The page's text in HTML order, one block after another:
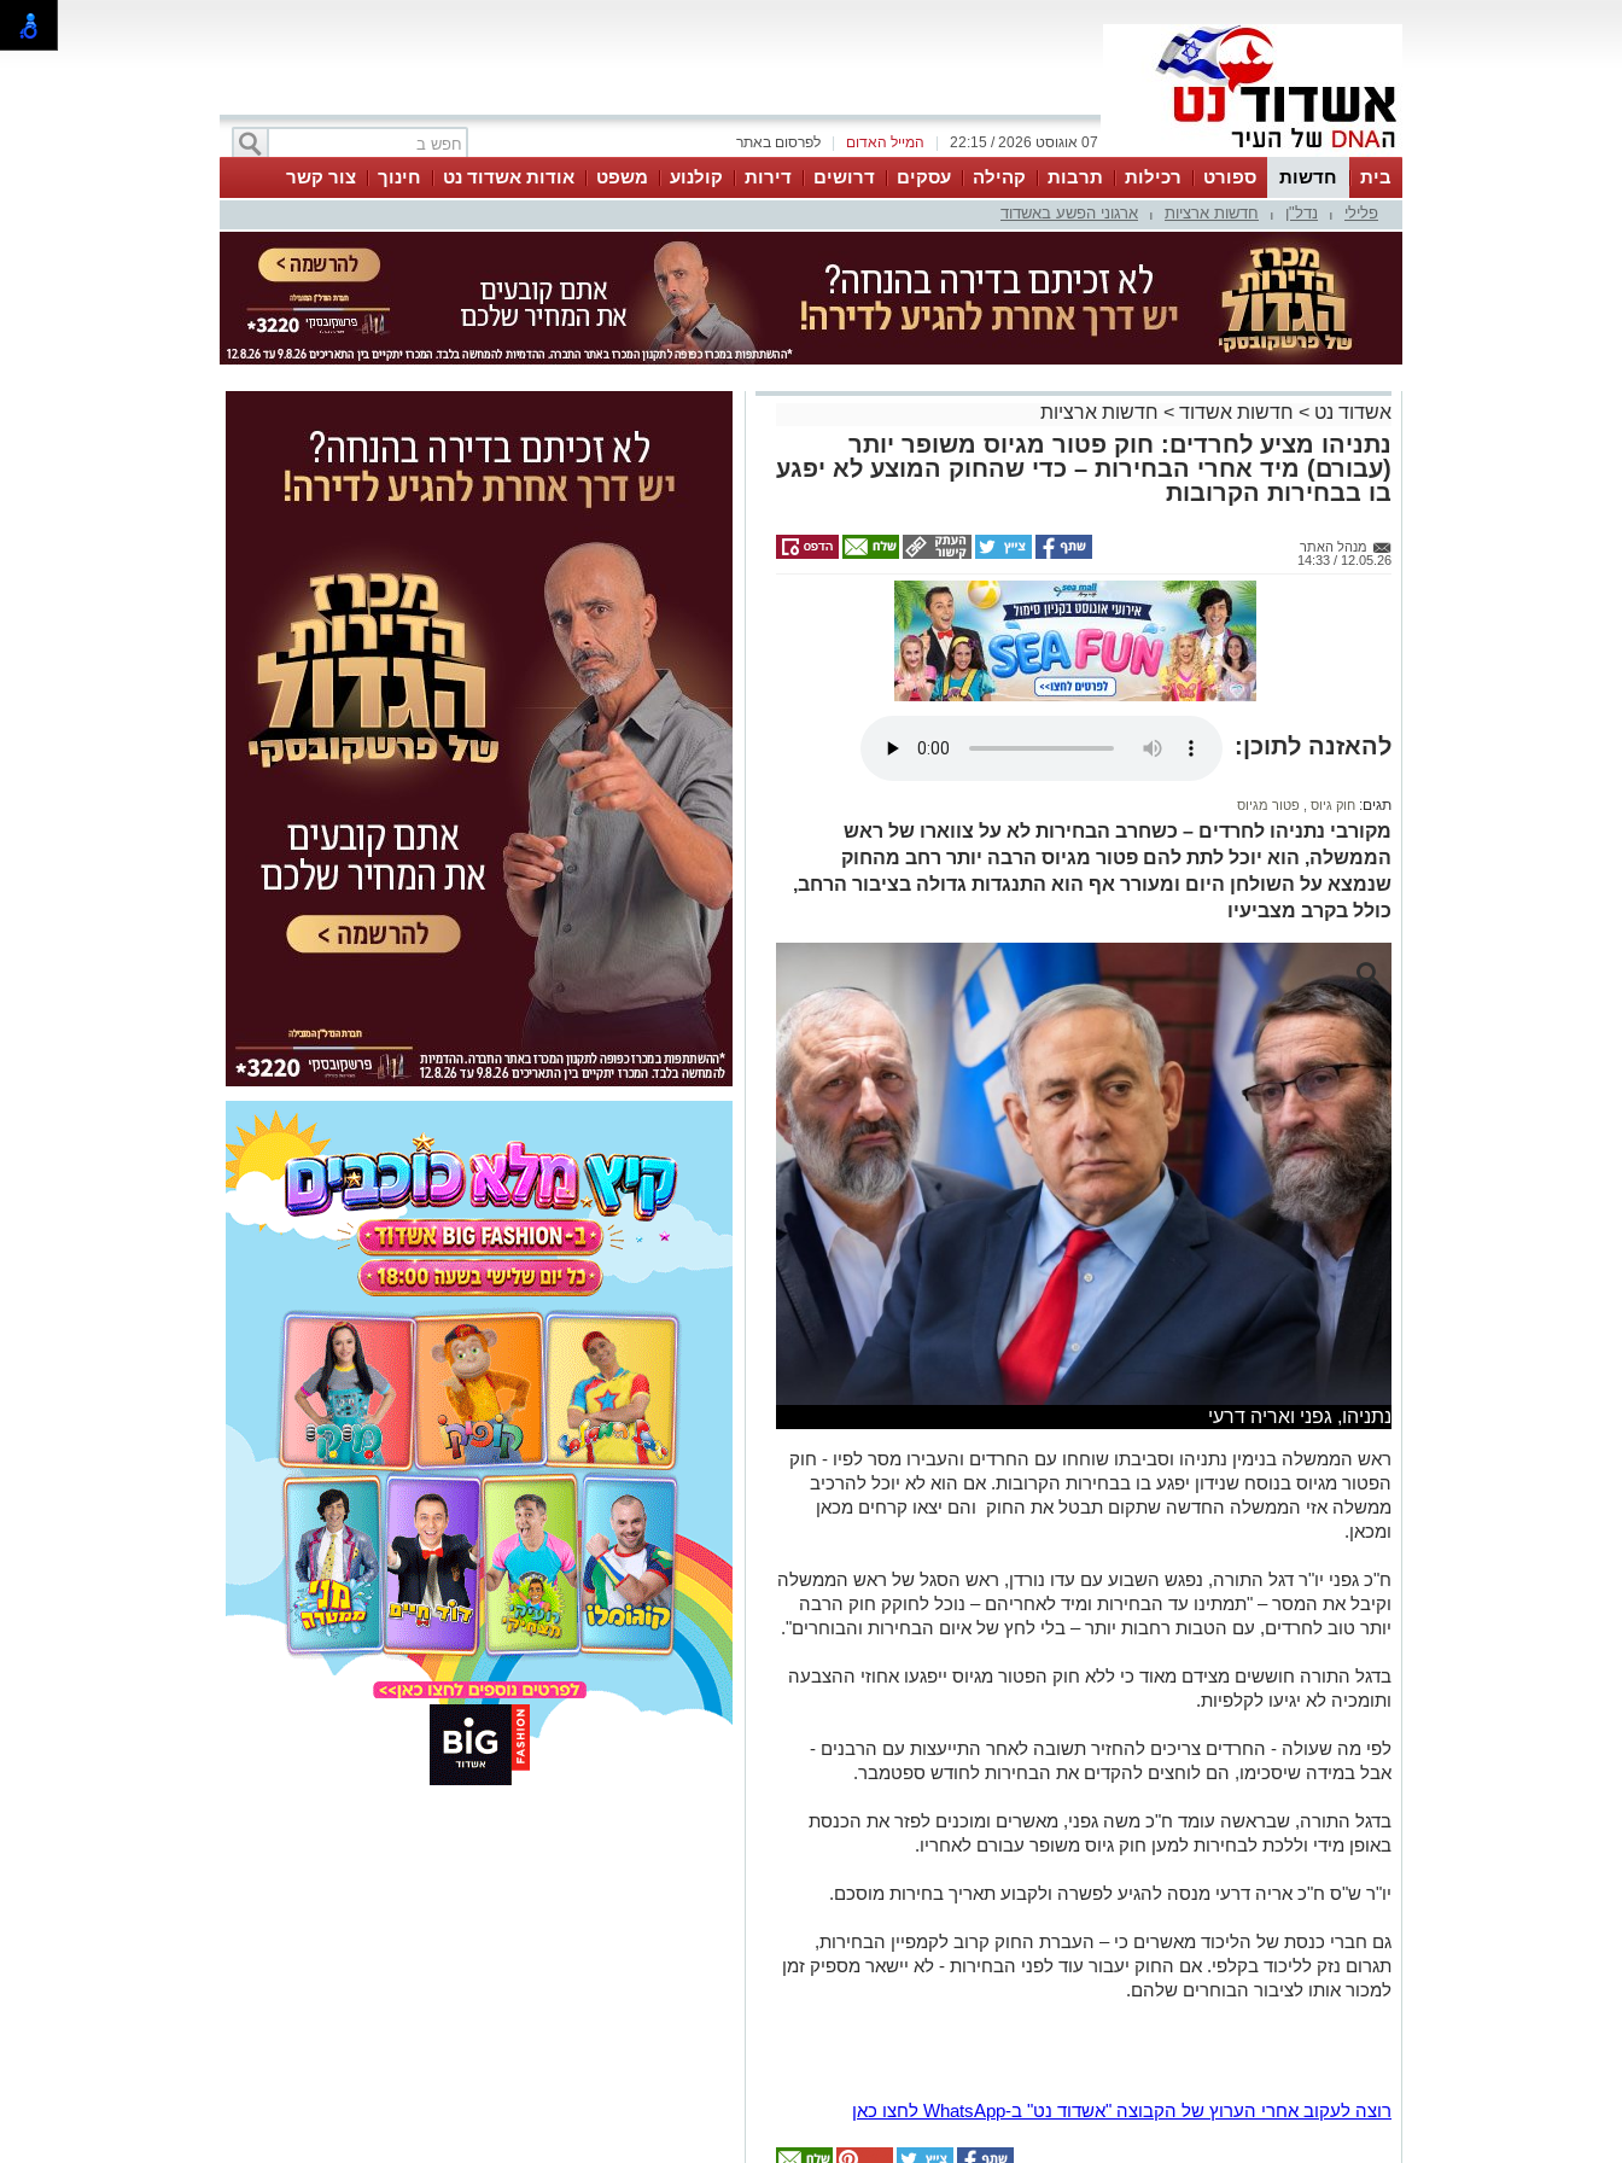
לפרסום באתר המייל האדום 07 אוגוסט 2026 / 22:15
בית חדשות ספורט רכילות תרבות קהילה עסקים דרושים דירות קולנוע משפט אודות אשדוד נט חינוך צור קשר
פלילי נדל"ן חדשות ארציות ארגוני הפשע באשדוד
אשדוד נט > חדשות אשדוד > חדשות ארציות
נתניהו מציע לחרדים: חוק פטור מגיוס משופר יותר
(עבורם) מיד אחרי הבחירות – כדי שהחוק המוצע לא יפגע
בו בבחירות הקרובות
מנהל האתר
12.05.26 / 14:33
להאזנה לתוכן:
תגים: חוק גיוס פטור מגיוס
מקורבי נתניהו לחרדים – כשחרב הבחירות לא על צווארו של ראש
הממשלה, הוא יוכל לתת להם פטור מגיוס הרבה יותר רחב מהחוק
שנמצא על השולחן היום ומעורר אף הוא התנגדות גדולה בציבור הרחב,
כולל בקרב מצביעיו
נתניהו, גפני ואריה דרעי
ראש הממשלה בנימין נתניהו וסביבתו שוחחו עם החרדים והעבירו מסר לפיו - חוק
הפטור מגיוס בנוסח שנידון יפגע בו בבחירות הקרובות. אם הוא לא יוכל להרכיב
ממשלה אזי הממשלה החדשה שתקום תבטל את החוק והם יצאו קרחים מכאן
ומכאן.
ח"כ גפני יו"ר דגל התורה, נפגש השבוע עם עדו נורדן, ראש הסגל של ראש הממשלה
וקיבל את המסר – "תמתינו עד הבחירות ומיד לאחריהם – נוכל לחוקק חוק הרבה
יותר טוב לחרדים, עם הטבות רחבות יותר – בלי לחץ של איום הבחירות והבוחרים".
בדגל התורה חוששים מצידם מאוד כי ללא חוק הפטור מגיוס ייפגעו אחוזי ההצבעה
ותומכיה לא יגיעו לקלפיות.
לפי מה שעולה - החרדים צריכים להחזיר תשובה לאחר התייעצות עם הרבנים -
אבל במידה שיסכימו, הם לוחצים להקדים את הבחירות לחודש ספטמבר.
בדגל התורה, שבראשה עומד ח"כ משה גפני, מאשרים ומוכנים לפזר את הכנסת
באופן מידי וללכת לבחירות למען חוק גיוס משופר עבורם לאחריו.
יו"ר ש"ס ח"כ אריה דרעי מנסה להגיע לפשרה ולקבוע תאריך בחירות מוסכם.
גם חברי כנסת של הליכוד מאשרים כי – העברת החוק קרוב לקמפיין הבחירות,
תגרום נזק לליכוד בקלפי. אם החוק יעבור עוד לפני הבחירות - לא יישאר מספיק זמן
למכור אותו לציבור הבוחרים שלהם.
רוצה לעקוב אחרי הערוץ של הקבוצה "אשדוד נט" ב-WhatsApp לחצו כאן